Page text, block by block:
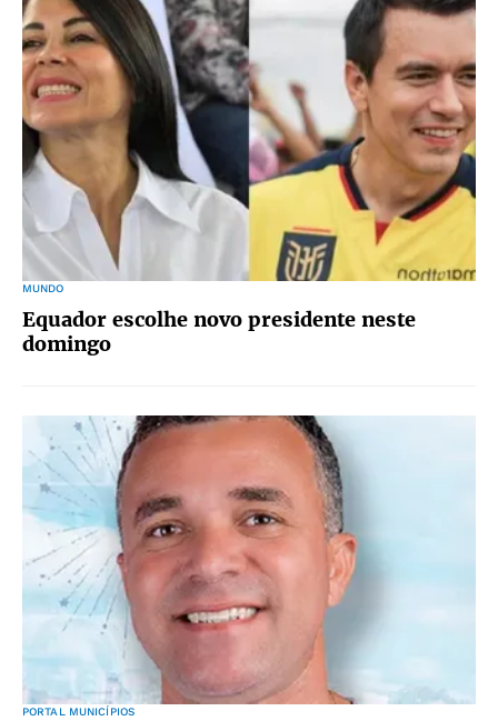
MUNDO
Equador escolhe novo presidente neste
domingo
PORTAL MUNICÍPIOS